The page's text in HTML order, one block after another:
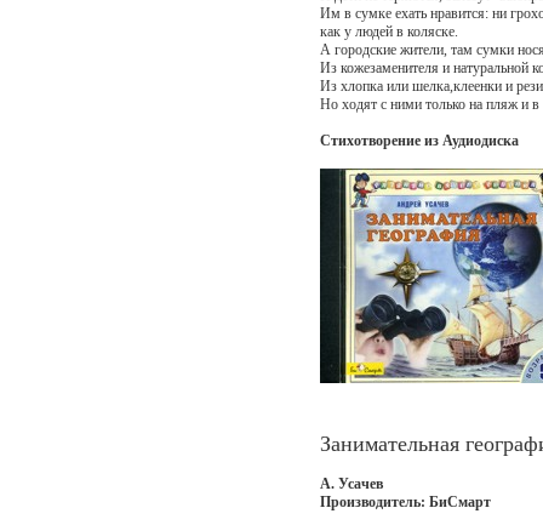
Им в сумке ехать нравится: ни
как у людей в коляске.
А городские жители, там сумки
Из кожезаменителя и натуральной
Из хлопка или шелка,клеенки и
Но ходят с ними только на пляж и в
Стихотворение из Аудиодиска
Занимательная
А. Усачев
Производитель: БиСмарт